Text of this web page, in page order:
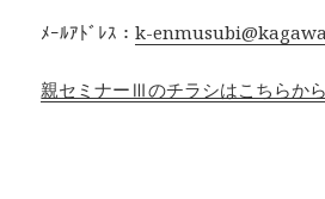
ﾒｰﾙｱﾄﾞﾚｽ：k-
親セミナーⅢのチラシはこちらから